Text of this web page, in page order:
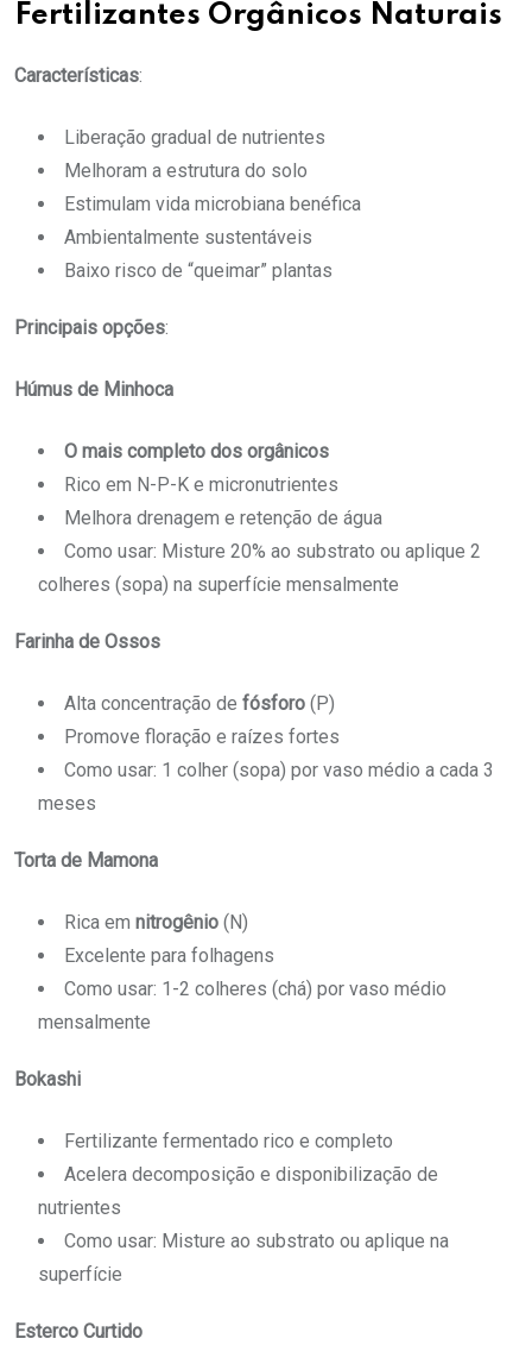
Fertilizantes Orgânicos Naturais
Características:
Liberação gradual de nutrientes
Melhoram a estrutura do solo
Estimulam vida microbiana benéfica
Ambientalmente sustentáveis
Baixo risco de “queimar” plantas
Principais opções:
Húmus de Minhoca
O mais completo dos orgânicos
Rico em N-P-K e micronutrientes
Melhora drenagem e retenção de água
Como usar: Misture 20% ao substrato ou aplique 2
colheres (sopa) na superfície mensalmente
Farinha de Ossos
Alta concentração de fósforo (P)
Promove floração e raízes fortes
Como usar: 1 colher (sopa) por vaso médio a cada 3
meses
Torta de Mamona
Rica em nitrogênio (N)
Excelente para folhagens
Como usar: 1-2 colheres (chá) por vaso médio
mensalmente
Bokashi
Fertilizante fermentado rico e completo
Acelera decomposição e disponibilização de
nutrientes
Como usar: Misture ao substrato ou aplique na
superfície
Esterco Curtido